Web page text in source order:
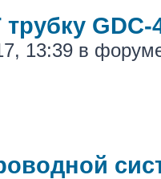
GDC-
13:39 в